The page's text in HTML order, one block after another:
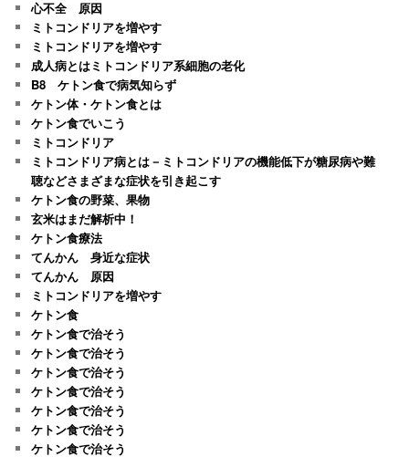
心不全 原因
ミトコンドリアを増やす
ミトコンドリアを増やす
成人病とはミトコンドリア系細胞の老化
B8 ケトン食で病気知らず
ケトン体・ケトン食とは
ケトン食でいこう
ミトコンドリア
ミトコンドリア病とは－ミトコンドリアの機能低下が糖尿病や難
聴などさまざまな症状を引き起こす
ケトン食の野菜、果物
玄米はまだ解析中！
ケトン食療法
てんかん 身近な症状
てんかん 原因
ミトコンドリアを増やす
ケトン食
ケトン食で治そう
ケトン食で治そう
ケトン食で治そう
ケトン食で治そう
ケトン食で治そう
ケトン食で治そう
ケトン食で治そう